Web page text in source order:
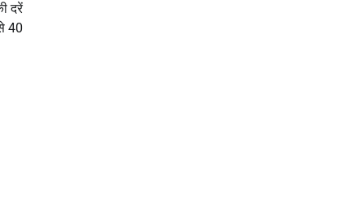
दरें
40